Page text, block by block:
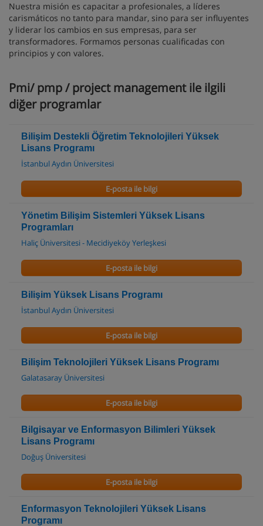
Nuestra misión es capacitar a profesionales, a líderes
carismáticos no tanto para mandar, sino para ser influyentes
y liderar los cambios en sus empresas, para ser
transformadores. Formamos personas cualificadas con
principios y con valores.
Pmi/ pmp / project management ile ilgili
diğer programlar
Bilişim Destekli Öğretim Teknolojileri Yüksek
Lisans Programı
İstanbul Aydın Üniversitesi
E-posta ile bilgi
Yönetim Bilişim Sistemleri Yüksek Lisans
Programları
Haliç Üniversitesi - Mecidiyeköy Yerleşkesi
E-posta ile bilgi
Bilişim Yüksek Lisans Programı
İstanbul Aydın Üniversitesi
E-posta ile bilgi
Bilişim Teknolojileri Yüksek Lisans Programı
Galatasaray Üniversitesi
E-posta ile bilgi
Bilgisayar ve Enformasyon Bilimleri Yüksek
Lisans Programı
Doğuş Üniversitesi
E-posta ile bilgi
Enformasyon Teknolojileri Yüksek Lisans
Programı